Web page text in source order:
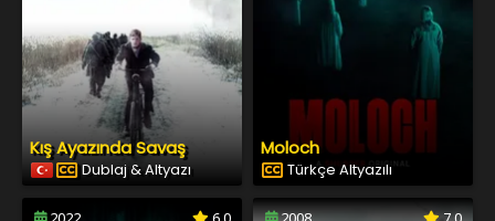
Kış Ayazında Savaş
Dublaj & Altyazı
Moloch
Türkçe Altyazılı